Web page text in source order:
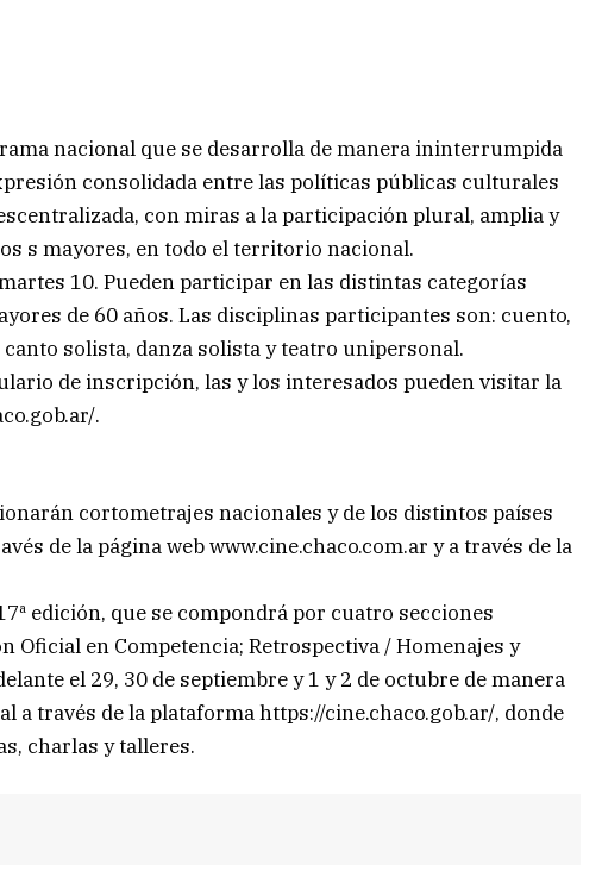
nacional que se desarrolla de manera ininterrumpida
consolidada entre las políticas públicas culturales
con miras a la participación plural, amplia y
s mayores, en todo el territorio nacional.
10. Pueden participar en las distintas categorías
de 60 años. Las disciplinas participantes son: cuento,
solista, danza solista y teatro unipersonal.
de inscripción, las y los interesados pueden visitar la
.
cortometrajes nacionales y de los distintos países
de la página web www.cine.chaco.com.ar y a través de la
edición, que se compondrá por cuatro secciones
Oficial en Competencia; Retrospectiva / Homenajes y
el 29, 30 de septiembre y 1 y 2 de octubre de manera
a través de la plataforma https://cine.chaco.gob.ar/, donde
charlas y talleres.